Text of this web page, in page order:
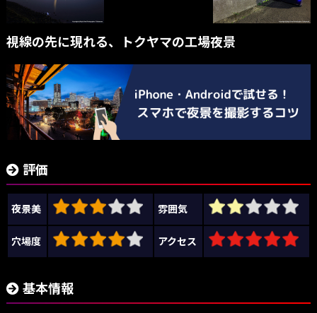
視線の先に現れる、トクヤマの工場夜景
評価
夜景美 雰囲気
穴場度 アクセス
基本情報